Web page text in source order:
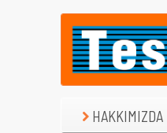
HAKKIMIZDA